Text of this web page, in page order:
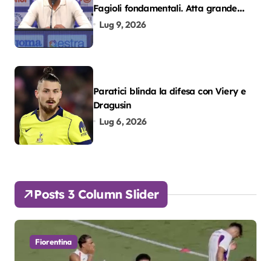
Fagioli fondamentali. Atta grande
colpo”
Lug 9, 2026
Paratici blinda la difesa con Viery e
Dragusin
Lug 6, 2026
Posts 3 Column Slider
Fiorentina